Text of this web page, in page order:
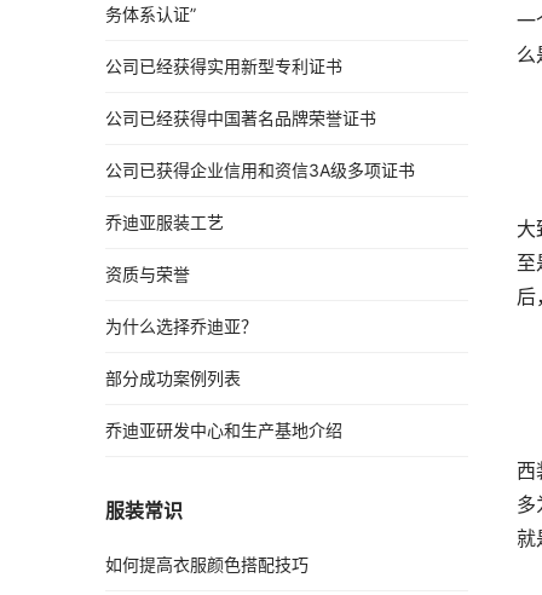
一
么
大
至
后
西
多
就
务体系认证”
公司已经获得实用新型专利证书
公司已经获得中国著名品牌荣誉证书
公司已获得企业信用和资信3A级多项证书
乔迪亚服装工艺
资质与荣誉
为什么选择乔迪亚？
部分成功案例列表
乔迪亚研发中心和生产基地介绍
服装常识
如何提高衣服颜色搭配技巧